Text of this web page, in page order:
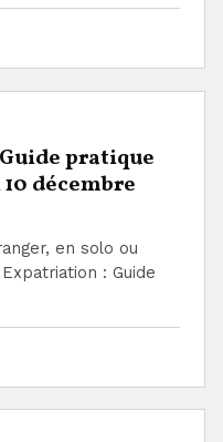
pratique
décembre
en solo ou
: Guide